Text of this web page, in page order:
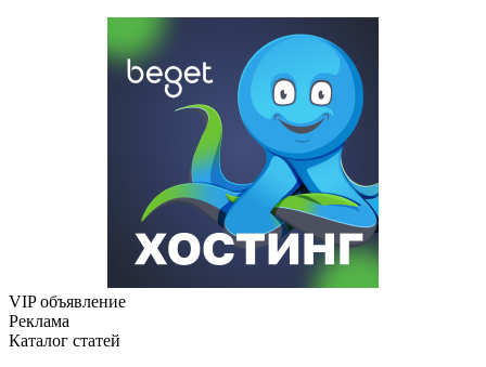
VIP объявление
Реклама
Каталог статей